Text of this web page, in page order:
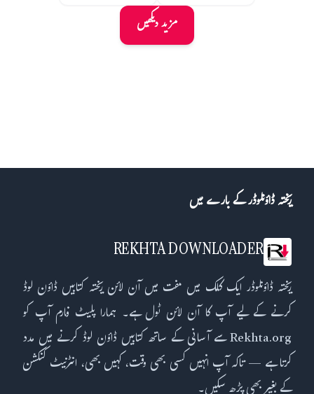
مزید دیکھیں
ریختہ ڈاؤنلوڈر کے بارے میں
REKHTA DOWNLOADER
ریختہ ڈاؤنلوڈر ایک کلک میں مفت میں آن لائن ریختہ کتابیں ڈاؤن لوڈ
کرنے کے لیے آپ کا آن لائن ٹول ہے۔ ہمارا پلیٹ فارم آپ کو
Rekhta.org سے آسانی کے ساتھ کتابیں ڈاؤن لوڈ کرنے میں مدد
کرتا ہے — تاکہ آپ انہیں کسی بھی وقت، کہیں بھی، انٹرنیٹ کنکشن